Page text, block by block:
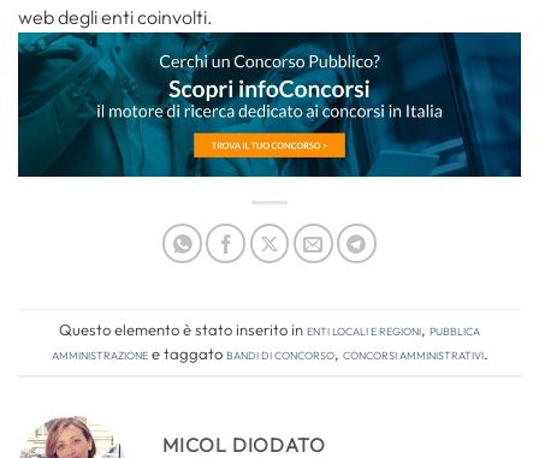
web degli enti coinvolti.
Questo elemento è stato inserito inEnti locali e regioni, Pubblica
amministrazionee taggatobandi di concorso, concorsi amministrativi.
MICOL DIODATO